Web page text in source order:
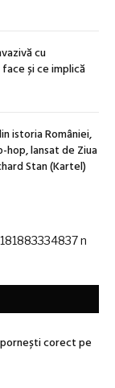
cu
și ce implică
istoria României,
lansat de Ziua
Stan (Kartel)
corect pe